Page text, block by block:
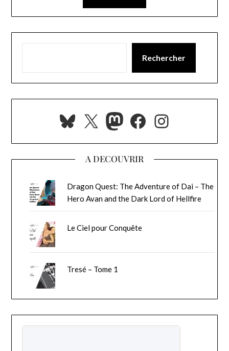
Rechercher
Bluesky
X Mastodon
Facebook
A DECOUVRIR
Dragon Quest: The Adventure of Dai – The
Hero Avan and the Dark Lord of Hellfire
Le Ciel pour Conquête
Tresé – Tome 1